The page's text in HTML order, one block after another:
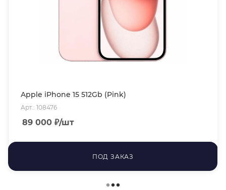
Apple iPhone 15 512Gb (Pink)
Арт.: 108476
89 000 ₽/шт
ПОД ЗАКАЗ